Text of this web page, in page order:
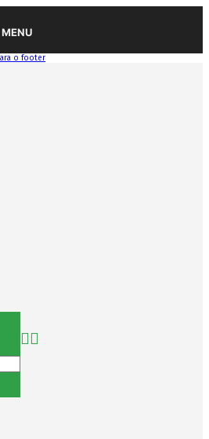
MENU
o footer